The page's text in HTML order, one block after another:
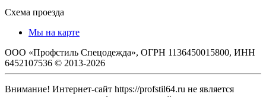
Схема проезда
Мы на карте
ООО «Профстиль Спецодежда», ОГРН 1136450015800, ИНН
6452107536 © 2013-2026
Внимание! Интернет-сайт https://profstil64.ru не является